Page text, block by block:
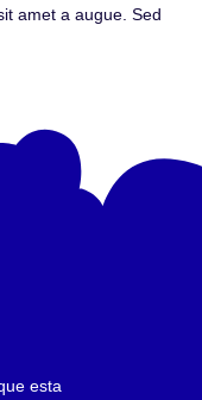
amet a augue. Sed
esta